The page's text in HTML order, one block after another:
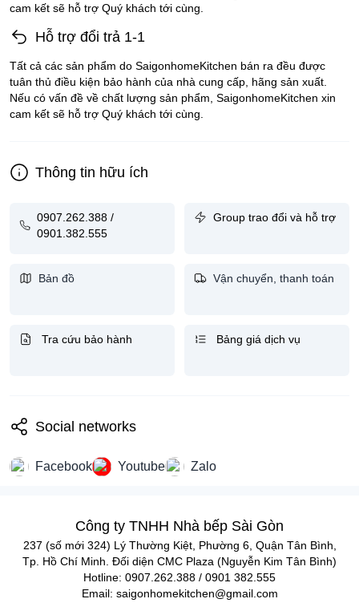
cam kết sẽ hỗ trợ Quý khách tới cùng.
Hỗ trợ đổi trả 1-1
Tất cả các sản phẩm do SaigonhomeKitchen bán ra đều được
tuân thủ điều kiện bảo hành của nhà cung cấp, hãng sản xuất.
Nếu có vấn đề về chất lượng sản phẩm, SaigonhomeKitchen xin
cam kết sẽ hỗ trợ Quý khách tới cùng.
Thông tin hữu ích
0907.262.388 /
0901.382.555
Group trao đổi và hỗ trợ
Bản đồ Vận chuyển, thanh toán
Tra cứu bảo hành Bảng giá dịch vụ
Social networks
Facebook Youtube Zalo
Công ty TNHH Nhà bếp Sài Gòn
237 (số mới 324) Lý Thường Kiệt, Phường 6, Quận Tân Bình,
Tp. Hồ Chí Minh. Đối diện CMC Plaza (Nguyễn Kim Tân Bình)
Hotline: 0907.262.388 / 0901 382.555
Email: saigonhomekitchen@gmail.com